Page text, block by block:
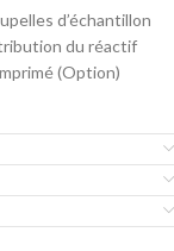
d’échantillon
du réactif
(Option)